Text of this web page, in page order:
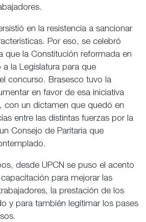
en la resistencia a sancionar
Por eso, se celebró
que la Constitución reformada en
la Legislatura para que
concurso. Brasesco tuvo la
en favor de esa iniciativa
con un dictamen que quedó en
entre las distintas fuerzas por la
Consejo de Paritaria que
desde UPCN se puso el acento
para mejorar las
la prestación de los
y para también legitimar los pases